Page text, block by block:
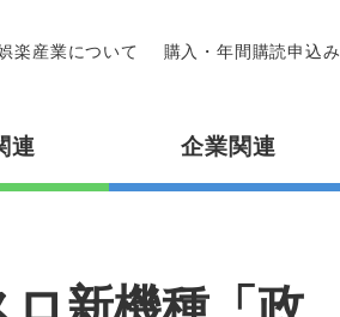
楽産業について 購入・年間購読申込み
連 企業関連